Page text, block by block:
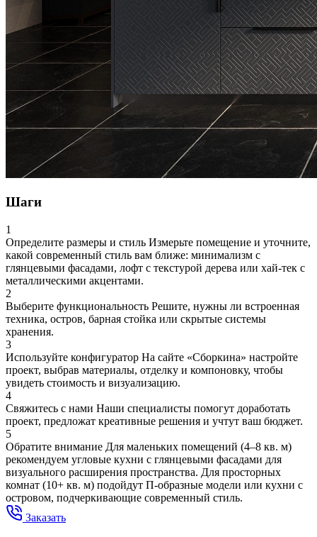
Шаги
1
Определите размеры и стиль Измерьте помещение и уточните,
какой современный стиль вам ближе: минимализм с
глянцевыми фасадами, лофт с текстурой дерева или хай-тек с
металлическими акцентами.
2
Выберите функциональность Решите, нужны ли встроенная
техника, остров, барная стойка или скрытые системы
хранения.
3
Используйте конфигуратор На сайте «Сборкина» настройте
проект, выбрав материалы, отделку и компоновку, чтобы
увидеть стоимость и визуализацию.
4
Свяжитесь с нами Наши специалисты помогут доработать
проект, предложат креативные решения и учтут ваш бюджет.
5
Обратите внимание Для маленьких помещений (4–8 кв. м)
рекомендуем угловые кухни с глянцевыми фасадами для
визуального расширения пространства. Для просторных
комнат (10+ кв. м) подойдут П-образные модели или кухни с
островом, подчеркивающие современный стиль.
Заказать